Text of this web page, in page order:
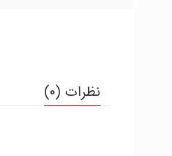
نظرات (0)